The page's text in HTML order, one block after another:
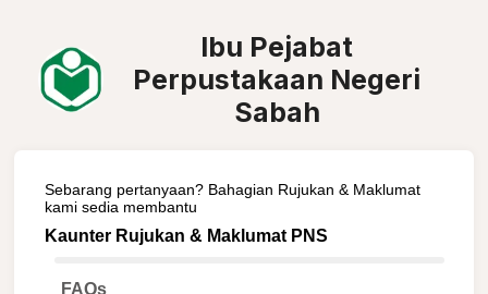
Ibu Pejabat
Perpustakaan Negeri
Sabah
Sebarang pertanyaan? Bahagian Rujukan & Maklumat
kami sedia membantu
Kaunter Rujukan & Maklumat PNS
FAQs